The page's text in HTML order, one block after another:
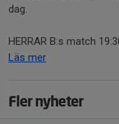
dag.
HERRAR B:s match
Läs mer
Fler nyheter